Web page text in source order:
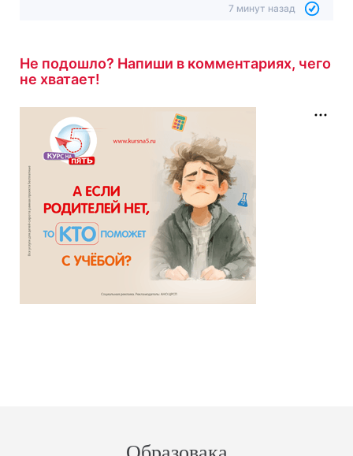
7 минут назад
Не подошло? Напиши в комментариях, чего
не хватает!